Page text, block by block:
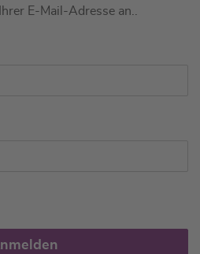
E-Mail-Adresse an..